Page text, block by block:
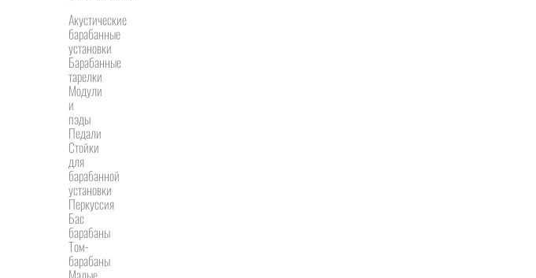
Акустические
барабанные
установки
Барабанные
тарелки
Модули
и
пэды
Педали
Стойки
для
барабанной
установки
Перкуссия
Бас
барабаны
Том-
барабаны